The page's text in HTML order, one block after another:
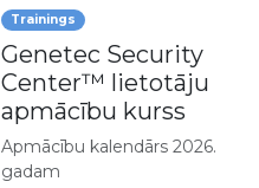
Trainings
Genetec Security
Center™ lietotāju
apmācību kurss
Apmācību kalendārs 2026.
gadam